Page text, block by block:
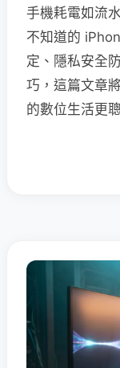
手機耗電如流
不知道的
定、隱私安全
巧，這篇文章
的數位生活更